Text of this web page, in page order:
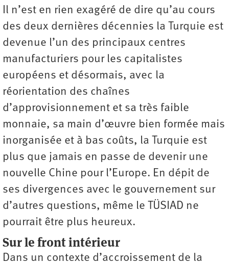
Il n’est en rien exagéré de dire qu’au cours
des deux dernières décennies la Turquie est
devenue l’un des principaux centres
manufacturiers pour les capitalistes
européens et désormais, avec la
réorientation des chaînes
d’approvisionnement et sa très faible
monnaie, sa main d’œuvre bien formée mais
inorganisée et à bas coûts, la Turquie est
plus que jamais en passe de devenir une
nouvelle Chine pour l’Europe. En dépit de
ses divergences avec le gouvernement sur
d’autres questions, même le TÜSIAD ne
pourrait être plus heureux.
Sur le front intérieur
Dans un contexte d’accroissement de la